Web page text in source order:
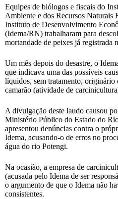
Equipes de biólogos e fiscais do
Ambiente e dos Recursos Naturais
Instituto de Desenvolvimento
(Idema/RN) trabalharam para
mortandade de peixes já registrada
Um mês depois do desastre, o
que indicava uma das possíveis
líquidos, sem tratamento, originário
camarão (atividade de
A divulgação deste laudo causou
Ministério Público do Estado do
apresentou denúncias contra o
Idema, acusando-o de erros no
água do rio Potengi.
Na ocasião, a empresa de
(acusada pelo Idema de ser
o argumento de que o Idema não
consistentes.